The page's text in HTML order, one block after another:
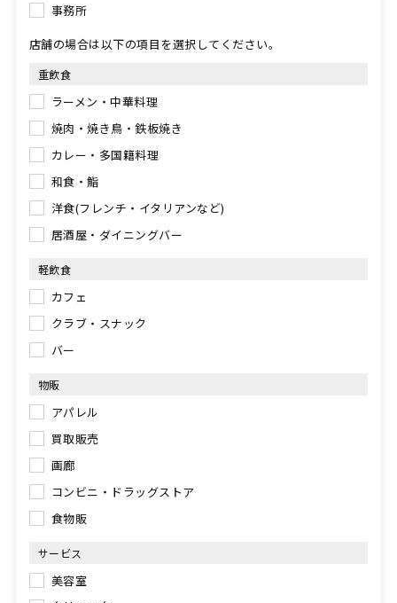
事務所
店舗の場合は以下の項目を選択してください。
重飲食
ラーメン・中華料理
焼肉・焼き鳥・鉄板焼き
カレー・多国籍料理
和食・鮨
洋食(フレンチ・イタリアンなど)
居酒屋・ダイニングバー
軽飲食
カフェ
クラブ・スナック
バー
物販
アパレル
買取販売
画廊
コンビニ・ドラッグストア
食物販
サービス
美容室